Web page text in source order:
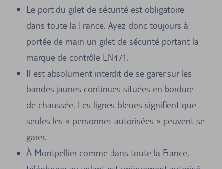
Le port du gilet de sécurité est obligatoire
dans toute la France. Ayez donc toujours à
portée de main un gilet de sécurité portant la
marque de contrôle EN471.
Il est absolument interdit de se garer sur les
bandes jaunes continues situées en bordure
de chaussée. Les lignes bleues signifient que
seules les « personnes autorisées » peuvent se
garer.
À Montpellier comme dans toute la France,